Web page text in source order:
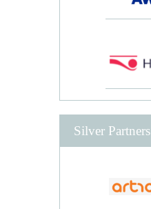
Silver Partners